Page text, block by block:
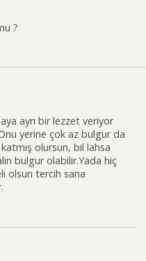
?
ayrı bir lezzet veriyor
yerine çok az bulgur da
olursun, bil lahsa
bulgur olabilir.Yada hiç
olsun tercih sana